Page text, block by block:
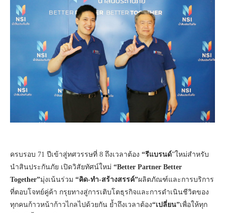
ครบรอบ 71 ปีเข้าสู่ทศวรรษที่ 8 ถึงเวลาต้อง “รีแบรนด์”ใหม่สำหรับ
นำสินประกันภัย เปิดวิสัยทัศน์ใหม่ “Better Partner Better
Together”มุ่งเน้นร่วม “คิด-ทำ-สร้างสรรค์”ผลิตภัณฑ์และการบริการ
ที่ตอบโจทย์คู่ค้า กรุยทางสู่การเติบโตธุรกิจและการดำเนินชีวิตของ
ทุกคนก้าวหน้าก้าวไกลไปด้วยกัน ย้ำถึงเวลาต้อง“เปลี่ยน”เพื่อให้ทุก